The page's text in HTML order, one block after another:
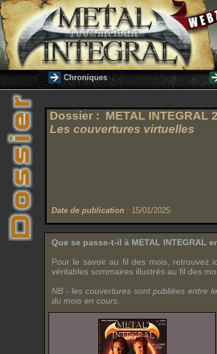
Chroniques
Dossier : METAL INTEGRAL
Les couvertures virtuelles
Date de publication : 15/01/2025
Que se passe-t-il à METAL INTEGRAL
Pour le savoir au fil des mois, retrouvez
véritables sommaires illustrés au fil des
NB - les couvertures sont publiées entre
du mois en cours.